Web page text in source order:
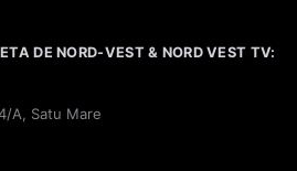
DE NORD-VEST & NORD VEST TV:
A, Satu Mare